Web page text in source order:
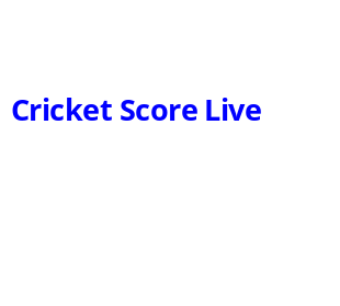
Cricket Score Live